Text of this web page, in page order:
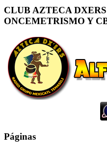
CLUB AZTECA
ONCEMETRISMO Y
Páginas